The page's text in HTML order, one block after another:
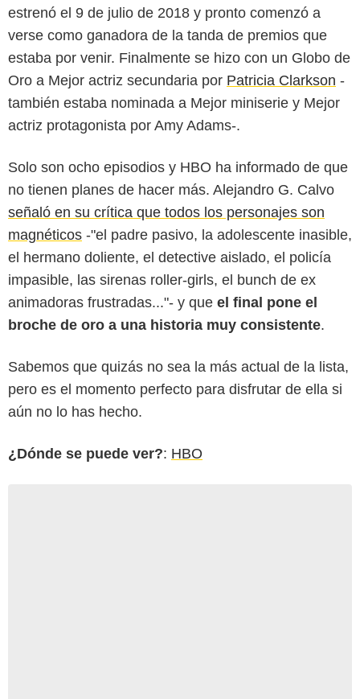
estrenó el 9 de julio de 2018 y pronto comenzó a
verse como ganadora de la tanda de premios que
estaba por venir. Finalmente se hizo con un Globo de
Oro a Mejor actriz secundaria por Patricia Clarkson -
también estaba nominada a Mejor miniserie y Mejor
actriz protagonista por Amy Adams-.
Solo son ocho episodios y HBO ha informado de que
no tienen planes de hacer más. Alejandro G. Calvo
señaló en su crítica que todos los personajes son
magnéticos -"el padre pasivo, la adolescente inasible,
el hermano doliente, el detective aislado, el policía
impasible, las sirenas roller-girls, el bunch de ex
animadoras frustradas..."- y que el final pone el
broche de oro a una historia muy consistente.
Sabemos que quizás no sea la más actual de la lista,
pero es el momento perfecto para disfrutar de ella si
aún no lo has hecho.
¿Dónde se puede ver?: HBO